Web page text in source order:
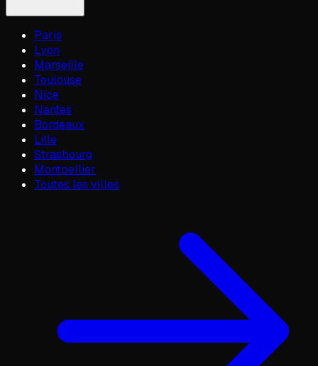
Paris
Lyon
Marseille
Toulouse
Nice
Nantes
Bordeaux
Lille
Strasbourg
Montpellier
Toutes les villes